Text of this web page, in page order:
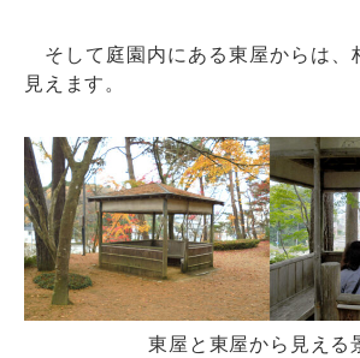
そして庭園内にある東屋からは、
見えます。
東屋と東屋から見える